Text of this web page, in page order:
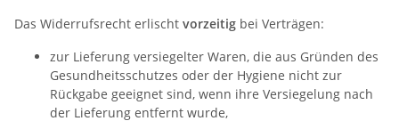
Das Widerrufsrecht erlischt vorzeitig bei Verträgen:
zur Lieferung versiegelter Waren, die aus Gründen des
Gesundheitsschutzes oder der Hygiene nicht zur
Rückgabe geeignet sind, wenn ihre Versiegelung nach
der Lieferung entfernt wurde,